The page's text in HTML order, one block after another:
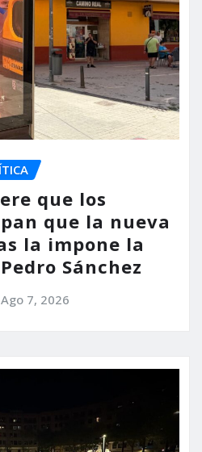
que los
que la nueva
la impone la
Sánchez
Ago 7, 2026